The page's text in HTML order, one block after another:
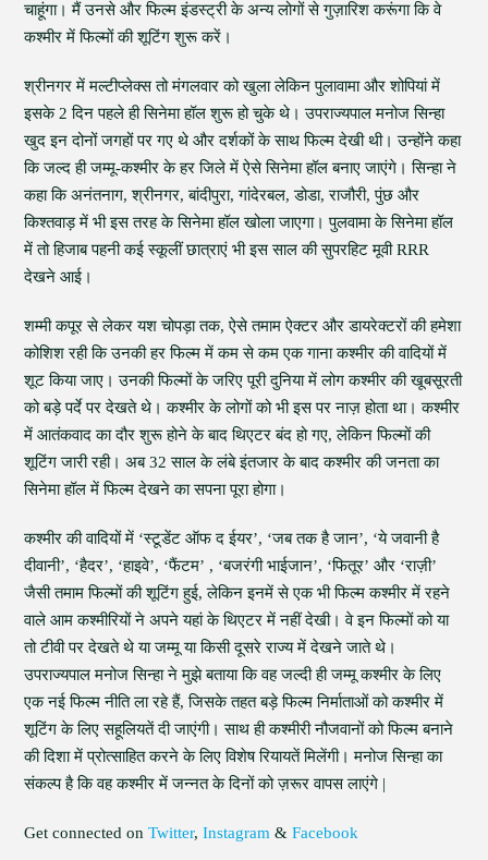
चाहूंगा। मैं उनसे और फिल्म इंडस्ट्री के अन्य लोगों से गुज़ारिश करूंगा कि वे
कश्मीर में फिल्मों की शूटिंग शुरू करें।
श्रीनगर में मल्टीप्लेक्स तो मंगलवार को खुला लेकिन पुलावामा और शोपियां में
इसके 2 दिन पहले ही सिनेमा हॉल शुरू हो चुके थे। उपराज्यपाल मनोज सिन्हा
खुद इन दोनों जगहों पर गए थे और दर्शकों के साथ फिल्म देखी थी। उन्होंने कहा
कि जल्द ही जम्मू-कश्मीर के हर जिले में ऐसे सिनेमा हॉल बनाए जाएंगे। सिन्हा ने
कहा कि अनंतनाग, श्रीनगर, बांदीपुरा, गांदेरबल, डोडा, राजौरी, पुंछ और
किश्तवाड़ में भी इस तरह के सिनेमा हॉल खोला जाएगा। पुलवामा के सिनेमा हॉल
में तो हिजाब पहनी कई स्कूलीं छात्राएं भी इस साल की सुपरहिट मूवी RRR
देखने आई।
शम्मी कपूर से लेकर यश चोपड़ा तक, ऐसे तमाम ऐक्टर और डायरेक्टरों की हमेशा
कोशिश रही कि उनकी हर फिल्म में कम से कम एक गाना कश्मीर की वादियों में
शूट किया जाए। उनकी फिल्मों के जरिए पूरी दुनिया में लोग कश्मीर की खूबसूरती
को बड़े पर्दे पर देखते थे। कश्मीर के लोगों को भी इस पर नाज़ होता था। कश्मीर
में आतंकवाद का दौर शुरू होने के बाद थिएटर बंद हो गए, लेकिन फिल्मों की
शूटिंग जारी रही। अब 32 साल के लंबे इंतजार के बाद कश्मीर की जनता का
सिनेमा हॉल में फिल्म देखने का सपना पूरा होगा।
कश्मीर की वादियों में ‘स्टूडेंट ऑफ द ईयर’, ‘जब तक है जान’, ‘ये जवानी है
दीवानी’, ‘हैदर’, ‘हाइवे’, ‘फैंटम’ , ‘बजरंगी भाईजान’, ‘फितूर’ और ‘राज़ी’
जैसी तमाम फिल्मों की शूटिंग हुई, लेकिन इनमें से एक भी फिल्म कश्मीर में रहने
वाले आम कश्मीरियों ने अपने यहां के थिएटर में नहीं देखी। वे इन फिल्मों को या
तो टीवी पर देखते थे या जम्मू या किसी दूसरे राज्य में देखने जाते थे।
उपराज्यपाल मनोज सिन्हा ने मुझे बताया कि वह जल्दी ही जम्मू कश्मीर के लिए
एक नई फिल्म नीति ला रहे हैं, जिसके तहत बड़े फिल्म निर्माताओं को कश्मीर में
शूटिंग के लिए सहूलियतें दी जाएंगी। साथ ही कश्मीरी नौजवानों को फिल्म बनाने
की दिशा में प्रोत्साहित करने के लिए विशेष रियायतें मिलेंगी। मनोज सिन्हा का
संकल्प है कि वह कश्मीर में जन्नत के दिनों को ज़रूर वापस लाएंगे |
Get connected onTwitter,Instagram &Facebook